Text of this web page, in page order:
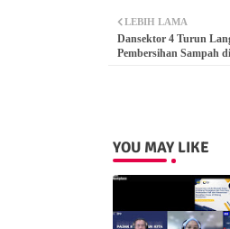
LEBIH LAMA
Dansektor 4 Turun
Pembersihan Sampah
YOU MAY LIKE